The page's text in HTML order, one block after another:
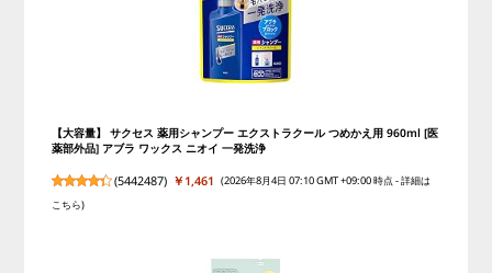
【大容量】 サクセス 薬用シャンプー エクストラクール つめかえ用 960ml [医
薬部外品] アブラ ワックス ニオイ 一発洗浄
(5442487) ￥1,461 (2026年8月4日 07:10 GMT +09:00 時点 -詳細は
こちら)